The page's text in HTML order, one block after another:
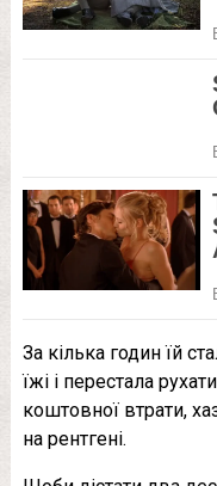
За кілька годин їй
їжі і перестала
коштовної втрати,
на рентгені.